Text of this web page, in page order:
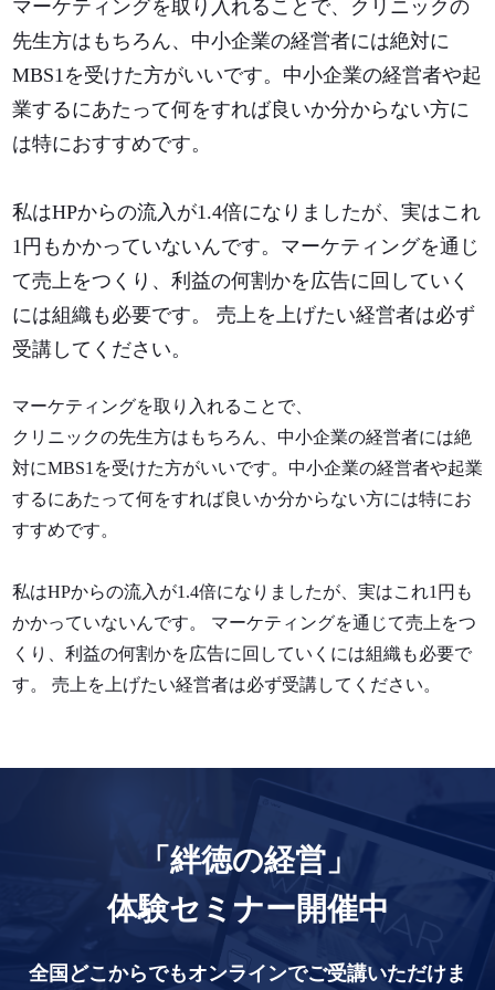
マーケティングを取り入れることで、 クリニックの
先生方はもちろん、中小企業の経営者には絶対に
MBS1を受けた方がいいです。 中小企業の経営者や起
業するにあたって何をすれば良いか分からない方に
は特におすすめです。
私はHPからの流入が1.4倍になりましたが、実はこれ
1円もかかっていないんです。マーケティングを通じ
て売上をつくり、利益の何割かを広告に回していく
には組織も必要です。 売上を上げたい経営者は必ず
受講してください。
マーケティングを取り入れることで、
クリニックの先生方はもちろん、中小企業の経営者には絶
対にMBS1を受けた方がいいです。 中小企業の経営者や起業
するにあたって何をすれば良いか分からない方には特にお
すすめです。
私はHPからの流入が1.4倍になりましたが、実はこれ1円も
かかっていないんです。 マーケティングを通じて売上をつ
くり、利益の何割かを広告に回していくには組織も必要で
す。 売上を上げたい経営者は必ず受講してください。
「絆徳の経営」
体験セミナー開催中
全国どこからでもオンラインでご受講いただけま